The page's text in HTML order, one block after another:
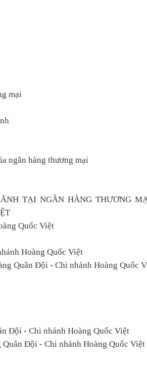
mại
ngân hàng thương mại
TẠI NGÂN HÀNG THƯƠNG
Quốc Việt
Hoàng Quốc Việt
Quân Đội - Chi nhánh Hoàng Quốc
Đội - Chi nhánh Hoàng Quốc Việt
Đội - Chi nhánh Hoàng Quốc Việt